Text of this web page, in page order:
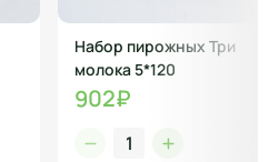
Набор пирожных Три
молока 5*120
902₽